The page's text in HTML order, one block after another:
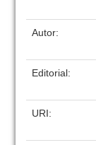
Autor:
Editorial:
URI: